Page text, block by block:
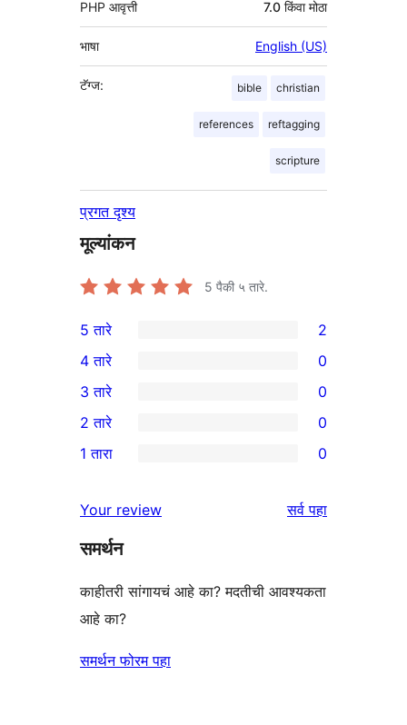
PHP आवृत्ती 7.0 किंवा मोठा
भाषा English (US)
टॅग्ज: bible christian
references reftagging
scripture
प्रगत दृश्य
मूल्यांकन
5 पैकी ५ तारे.
2
5-
तारांकित
परीक्षणे
5 तारे 2
4-
तारांकित
परीक्षणे
4 तारे 0
0
3-
तारांकित
3 तारे 0
2-
परीक्षणे
2 तारे 0
तारांकित
परीक्षणे
1 तारा 0
Your review सर्वपुनरावलोकने
पहा
समर्थन
काहीतरी सांगायचं आहे का? मदतीची आवश्यकता
आहे का?
समर्थन फोरम पहा